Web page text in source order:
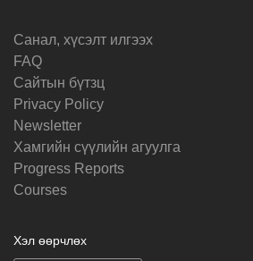
Санал, хүсэлт илгээх
FAQ
Cайтын бүтзц
Privacy Policy
Newsletter
Хамгийн сүүлийн агуулга
Progress Reports
Courses
Хэл өөрчлөх